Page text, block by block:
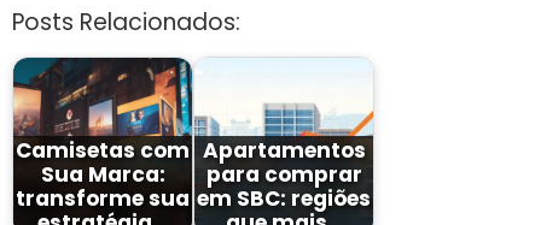
Posts Relacionados:
Camisetas com
Sua Marca:
transforme sua
Apartamentos
para comprar
em SBC: regiões